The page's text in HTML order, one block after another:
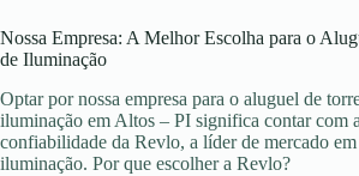
Nossa Empresa: A Melhor Escolha para o
de Iluminação
Optar por nossa empresa para o aluguel de
iluminação em Altos – PI significa contar com
confiabilidade da Revlo, a líder de mercado
iluminação. Por que escolher a Revlo?